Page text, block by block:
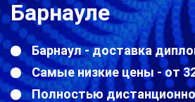
Барнауле
Барнаул - доставка
Самые низкие цены - от
Полностью